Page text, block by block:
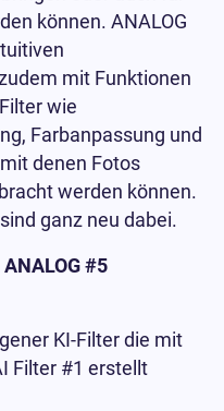
können. ANALOG
mit Funktionen
wie
Farbanpassung und
denen Fotos
werden können.
ganz neu dabei.
#5
KI-Filter die mit
Filter #1 erstellt